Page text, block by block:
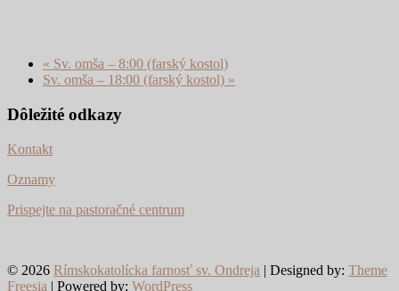
« Sv. omša – 8:00 (farský kostol)
Sv. omša – 18:00 (farský kostol) »
Dôležité odkazy
Kontakt
Oznamy
Prispejte na pastoračné centrum
© 2026 Rímskokatolícka farnosť sv. Ondreja | Designed by: Theme
Freesia | Powered by: WordPress